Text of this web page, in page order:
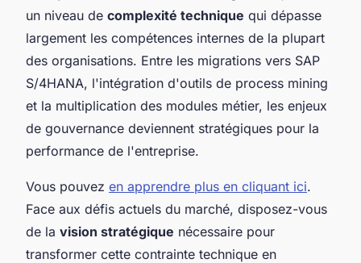
un niveau de complexité technique qui dépasse
largement les compétences internes de la plupart
des organisations. Entre les migrations vers SAP
S/4HANA, l'intégration d'outils de process mining
et la multiplication des modules métier, les enjeux
de gouvernance deviennent stratégiques pour la
performance de l'entreprise.
Vous pouvez en apprendre plus en cliquant ici.
Face aux défis actuels du marché, disposez-vous
de la vision stratégique nécessaire pour
transformer cette contrainte technique en